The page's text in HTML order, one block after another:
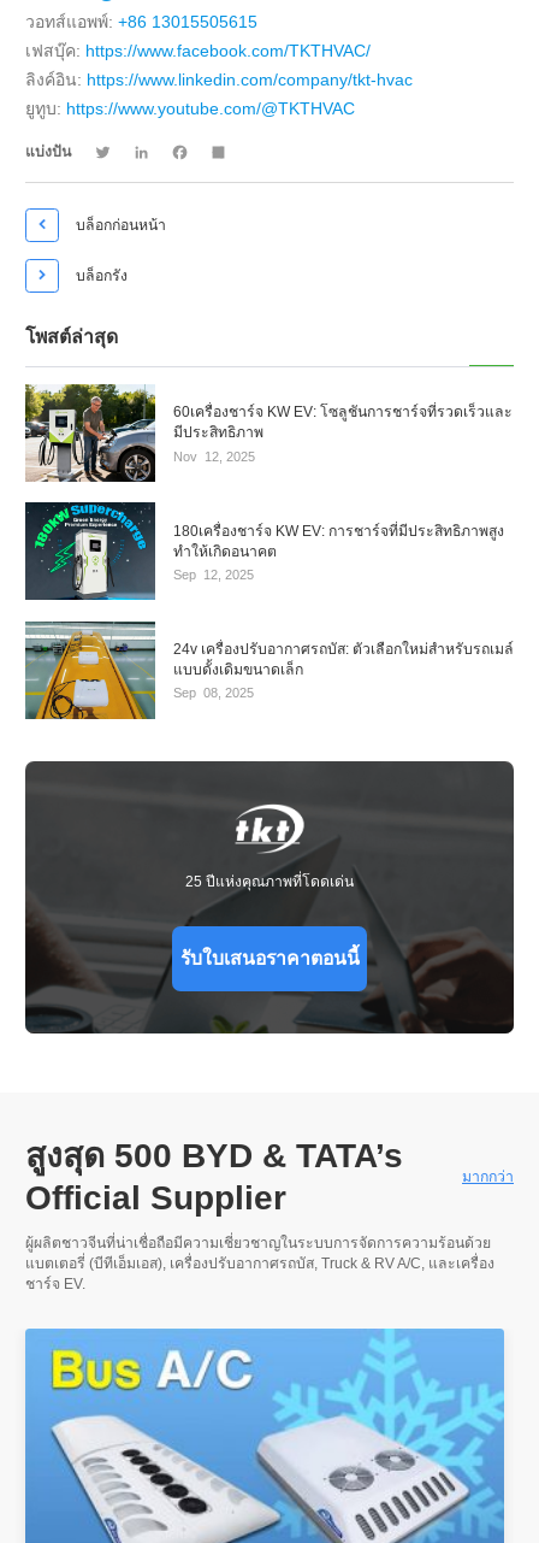
วอทส์แอพพ์: +86 13015505615
เฟสบุ๊ค: https://www.facebook.com/TKTHVAC/
ลิงค์อิน: https://www.linkedin.com/company/tkt-hvac
ยูทูบ: https://www.youtube.com/@TKTHVAC
แบ่งปัน Twitter LinkedIn Facebook
 บล็อกก่อนหน้า
 บล็อกรัง
โพสต์ล่าสุด
60เครื่องชาร์จ KW EV: โซลูชันการชาร์จที่รวดเร็วและ
มีประสิทธิภาพ
Nov 12, 2025
180เครื่องชาร์จ KW EV: การชาร์จที่มีประสิทธิภาพสูง
ทำให้เกิดอนาคต
Sep 12, 2025
24v เครื่องปรับอากาศรถบัส: ตัวเลือกใหม่สำหรับรถเมล์
แบบดั้งเดิมขนาดเล็ก
Sep 08, 2025
25 ปีแห่งคุณภาพที่โดดเด่น
รับใบเสนอราคาตอนนี้
สูงสุด 500 BYD & TATA’s
Official Supplier
มากกว่า
ผู้ผลิตชาวจีนที่น่าเชื่อถือมีความเชี่ยวชาญในระบบการจัดการความร้อนด้วย
แบตเตอรี่ (บีทีเอ็มเอส), เครื่องปรับอากาศรถบัส, Truck & RV A/C, และเครื่อง
ชาร์จ EV.